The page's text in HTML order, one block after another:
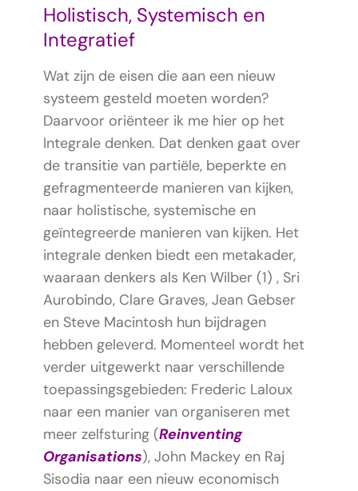
Holistisch, Systemisch en
Integratief
Wat zijn de eisen die aan een nieuw
systeem gesteld moeten worden?
Daarvoor oriënteer ik me hier op het
Integrale denken. Dat denken gaat over
de transitie van partiële, beperkte en
gefragmenteerde manieren van kijken,
naar holistische, systemische en
geïntegreerde manieren van kijken. Het
integrale denken biedt een metakader,
waaraan denkers als Ken Wilber (1) , Sri
Aurobindo, Clare Graves, Jean Gebser
en Steve Macintosh hun bijdragen
hebben geleverd. Momenteel wordt het
verder uitgewerkt naar verschillende
toepassingsgebieden: Frederic Laloux
naar een manier van organiseren met
meer zelfsturing (Reinventing
Organisations), John Mackey en Raj
Sisodia naar een nieuw economisch